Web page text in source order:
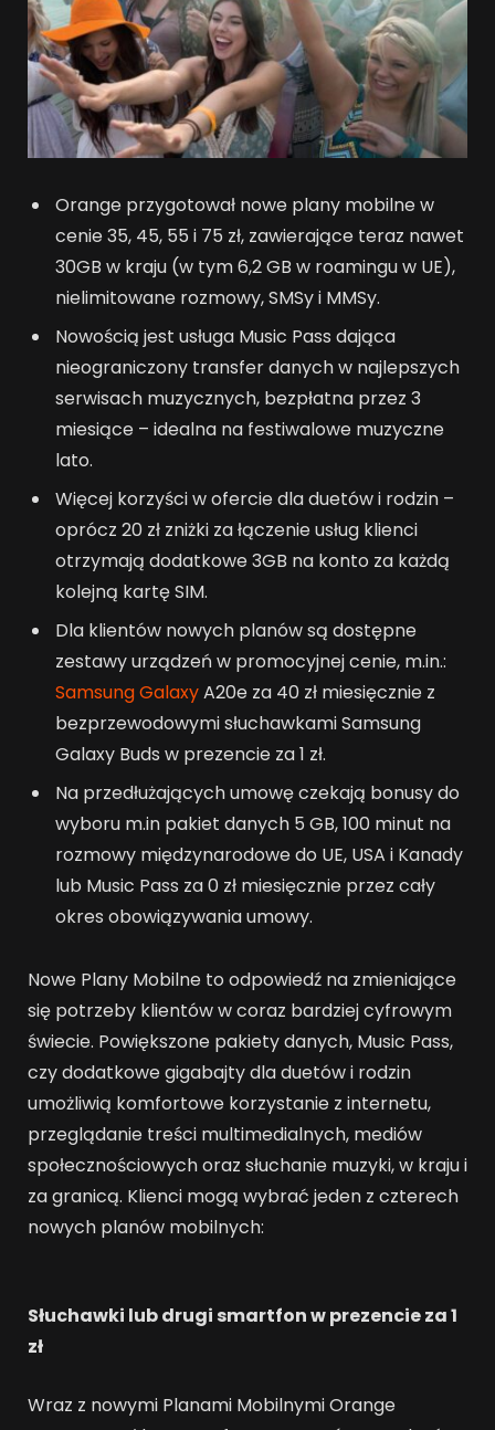
Orange przygotował nowe plany mobilne w
cenie 35, 45, 55 i 75 zł, zawierające teraz nawet
30GB w kraju (w tym 6,2 GB w roamingu w UE),
nielimitowane rozmowy, SMSy i MMSy.
Nowością jest usługa Music Pass dająca
nieograniczony transfer danych w najlepszych
serwisach muzycznych, bezpłatna przez 3
miesiące – idealna na festiwalowe muzyczne
lato.
Więcej korzyści w ofercie dla duetów i rodzin –
oprócz 20 zł zniżki za łączenie usług klienci
otrzymają dodatkowe 3GB na konto za każdą
kolejną kartę SIM.
Dla klientów nowych planów są dostępne
zestawy urządzeń w promocyjnej cenie, m.in.:
Samsung GalaxyA20e za 40 zł miesięcznie z
bezprzewodowymi słuchawkami Samsung
Galaxy Buds w prezencie za 1 zł.
Na przedłużających umowę czekają bonusy do
wyboru m.in pakiet danych 5 GB, 100 minut na
rozmowy międzynarodowe do UE, USA i Kanady
lub Music Pass za 0 zł miesięcznie przez cały
okres obowiązywania umowy.
Nowe Plany Mobilne to odpowiedź na zmieniające
się potrzeby klientów w coraz bardziej cyfrowym
świecie. Powiększone pakiety danych, Music Pass,
czy dodatkowe gigabajty dla duetów i rodzin
umożliwią komfortowe korzystanie z internetu,
przeglądanie treści multimedialnych, mediów
społecznościowych oraz słuchanie muzyki, w kraju i
za granicą. Klienci mogą wybrać jeden z czterech
nowych planów mobilnych:
Słuchawki lub drugi smartfon w prezencie za 1
zł
Wraz z nowymi Planami Mobilnymi Orange